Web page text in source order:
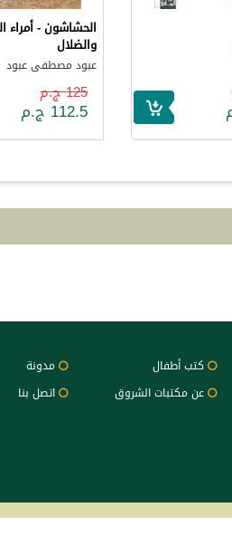
الحشاشون - أمراء
والضلال
عبود مصطفى عبود
125 ج.م
112.5 ج.م
كتب أطفال
مدونة
عن مكتبات الشروق
اتصل بنا